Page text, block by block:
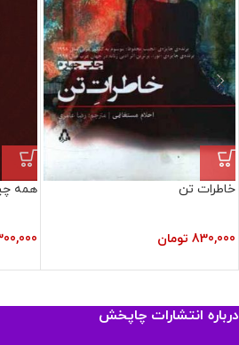
خاطرات تن
830,000 تومان
همه
درباره انتشارات چاپخش